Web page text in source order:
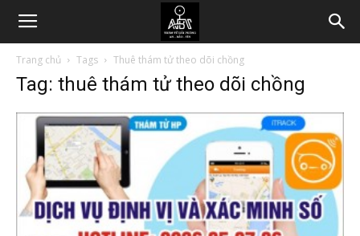
Trang chủ Tags Thuê thám tử theo dõi chồng
Tag: thuê thám tử theo dõi chồng